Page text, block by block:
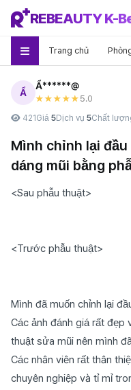
REBEAUTY K-
Trang chủ
Ẩ
Ẩ******@
★★★★★ 5.0
421 Giá 5Dịch vụ 5Chất
Mình chỉnh lại
dáng mũi bằng
<Sau phẫu thuật>
<Trước phẫu thuật>
Mình đã muốn chỉnh lại
Các ảnh đánh giá rất đẹp
thuật sửa mũi nên mình
Các nhân viên rất thân
chuyên nghiệp và tỉ mỉ